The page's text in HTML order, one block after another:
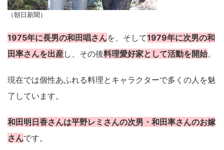
（朝日新聞）
1975年に長男の和田唱さんを、そして1979年に次男の和
田率さんを出産し、その後料理愛好家として活動を開始。
現在では個性あふれる料理とキャラクターで多くの人を魅
了しています。
和田明日香さんは平野レミさんの次男・和田率さんのお嫁
さんです。